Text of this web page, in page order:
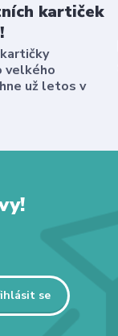
kartiček
velkého
už letos v
se